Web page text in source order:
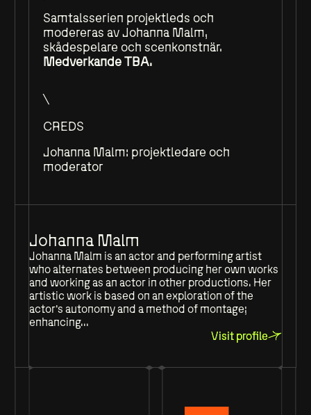
Samtalsserien projektleds och
modereras av Johanna Malm,
skådespelare och scenkonstnär.
Medverkande TBA.
\
CREDS
Johanna Malm: projektledare och
moderator
Johanna Malm
Johanna Malm is an actor and performing artist
who alternates between producing her own works
and working as an actor in other productions. Her
artistic work is based on an exploration of the
actor's autonomy and a method of montage;
enhancing...
Visit profile